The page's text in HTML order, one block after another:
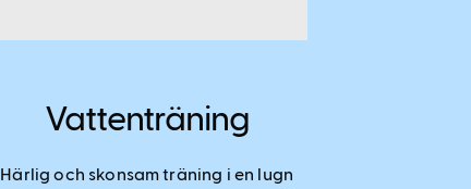
Vattenträning
Härlig och skonsam träning i en lugn